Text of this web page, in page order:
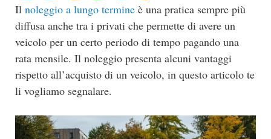
Il noleggio a lungo termine è una pratica sempre più
diffusa anche tra i privati che permette di avere un
veicolo per un certo periodo di tempo pagando una
rata mensile. Il noleggio presenta alcuni vantaggi
rispetto all’acquisto di un veicolo, in questo articolo te
li vogliamo segnalare.